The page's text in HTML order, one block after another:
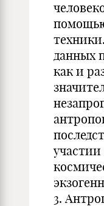
данных
как и
3.